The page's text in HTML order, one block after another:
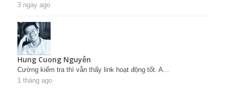
3 ngày ago
Hung Cuong Nguyễn
Cường kiểm tra thì vẫn thấy link hoạt động tốt. A...
1 tháng ago